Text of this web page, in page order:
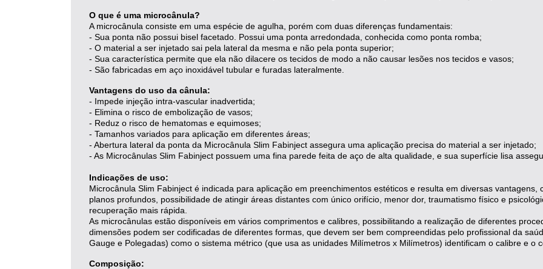
O que é uma microcânula?
A microcânula consiste em uma espécie de agulha, porém com duas diferenças fundamentais:
- Sua ponta não possui bisel facetado. Possui uma ponta arredondada, conhecida como ponta romba;
- O material a ser injetado sai pela lateral da mesma e não pela ponta superior;
- Sua característica permite que ela não dilacere os tecidos de modo a não causar lesões nos tecidos e vasos;
- São fabricadas em aço inoxidável tubular e furadas lateralmente.
Vantagens do uso da cânula:
- Impede injeção intra-vascular inadvertida;
- Elimina o risco de embolização de vasos;
- Reduz o risco de hematomas e equimoses;
- Tamanhos variados para aplicação em diferentes áreas;
- Abertura lateral da ponta da Microcânula Slim Fabinject assegura uma aplicação precisa do material a ser injetado;
- As Microcânulas Slim Fabinject possuem uma fina parede feita de aço de alta qualidade, e sua superfície lisa
Indicações de uso:
Microcânula Slim Fabinject é indicada para aplicação em preenchimentos estéticos e resulta em diversas
planos profundos, possibilidade de atingir áreas distantes com único orifício, menor dor, traumatismo físico e
recuperação mais rápida.
As microcânulas estão disponíveis em vários comprimentos e calibres, possibilitando a realização de diferentes
dimensões podem ser codificadas de diferentes formas, que devem ser bem compreendidas pelo profissional da
Gauge e Polegadas) como o sistema métrico (que usa as unidades Milímetros x Milímetros) identificam o calibre e o
Composição: